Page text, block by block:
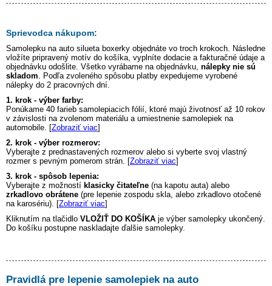
Sprievodca nákupom:
Samolepku na auto silueta boxerky objednáte vo troch krokoch. Následne
vložíte pripravený motív do košíka, vyplníte dodacie a fakturačné údaje a
objednávku odošlite. Všetko vyrábame na objednávku, nálepky nie sú
skladom . Podľa zvoleného spôsobu platby expedujeme vyrobené
nálepky do 2 pracovných dní.
1. krok - výber farby:
Ponúkame 40 farieb samolepiacich fólií, ktoré majú životnosť až 10 rokov
v závislosti na zvolenom materiálu a umiestnenie samolepiek na
automobile. [Zobraziť viac]
2. krok - výber rozmerov:
Vyberajte z prednastavených rozmerov alebo si vyberte svoj vlastný
rozmer s pevným pomerom strán. [Zobraziť viac]
3. krok - spôsob lepenia:
Vyberajte z možností klasicky čitateľne (na kapotu auta) alebo
zrkadlovo obrátene (pre lepenie zospodu skla, alebo zrkadlovo otočené
na karosériu). [Zobraziť viac]
Kliknutím na tlačidlo VLOŽIŤ DO KOŠÍKA je výber samolepky ukončený.
Do košíku postupne naskladajte ďalšie samolepky.
Pravidlá pre lepenie samolepiek na auto